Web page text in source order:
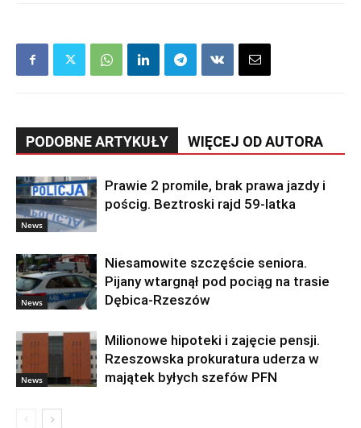
PODOBNE ARTYKUŁY WIĘCEJ OD AUTORA
News
Prawie 2 promile, brak prawa jazdy i
pościg. Beztroski rajd 59-latka
News
Niesamowite szczęście seniora.
Pijany wtargnął pod pociąg na trasie
Dębica-Rzeszów
News
Milionowe hipoteki i zajęcie pensji.
Rzeszowska prokuratura uderza w
majątek byłych szefów PFN